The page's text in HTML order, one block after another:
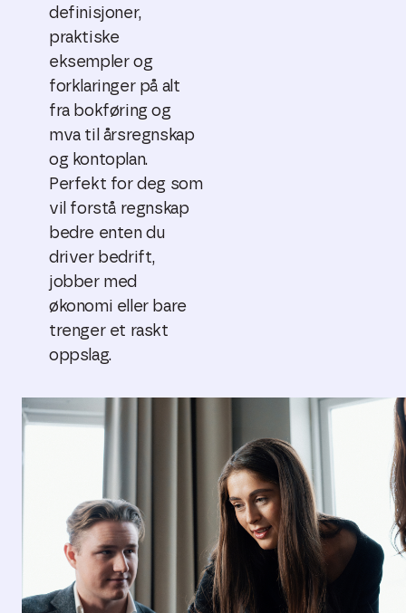
definisjoner,
praktiske
eksempler og
forklaringer på alt
fra bokføring og
mva til årsregnskap
og kontoplan.
Perfekt for deg som
vil forstå regnskap
bedre enten du
driver bedrift,
jobber med
økonomi eller bare
trenger et raskt
oppslag.